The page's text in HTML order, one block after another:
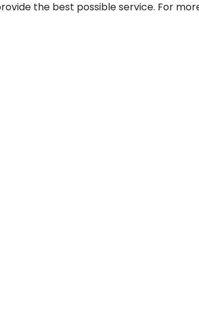
Früh-/
the best possible service. For